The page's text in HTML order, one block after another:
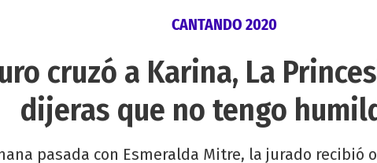
CANTANDO 2020
cruzó a Karina, La
dijeras que no tengo
pasada con Esmeralda Mitre, la jurado recibió